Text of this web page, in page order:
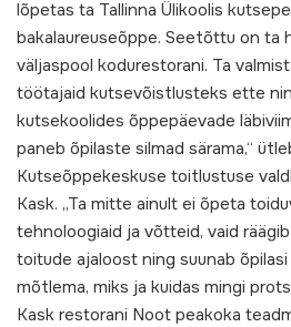
lõpetas ta Tallinna Ülikoolis
bakalaureuseõppe. Seetõttu on ta
väljaspool kodurestorani. Ta
töötajaid kutsevõistlusteks ette
kutsekoolides õppepäevade
paneb õpilaste silmad särama,“
Kutseõppekeskuse toitlustuse
Kask. „Ta mitte ainult ei õpeta
tehnoloogiaid ja võtteid, vaid
toitude ajaloost ning suunab
mõtlema, miks ja kuidas mingi
Kask restorani Noot peakoka